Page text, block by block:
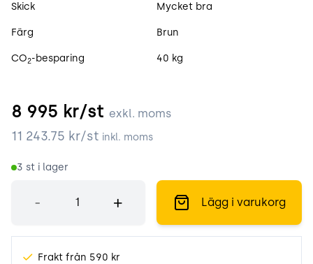
Skick Mycket bra
Färg Brun
CO2-besparing 40 kg
8 995 kr/st exkl. moms
11 243.75 kr/st inkl. moms
3 st i lager
- + Lägg i varukorg
Frakt från 590 kr